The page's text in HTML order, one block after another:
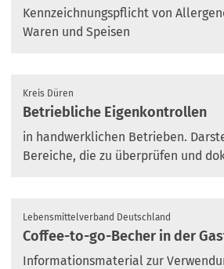
Kennzeichnungspflicht von
Waren und Speisen
Kreis Düren
Betriebliche Eigenkontrollen
in handwerklichen Betrieben.
Bereiche, die zu überprüfen und
Lebensmittelverband Deutschland
Coffee-to-go-Becher in der
Informationsmaterial zur